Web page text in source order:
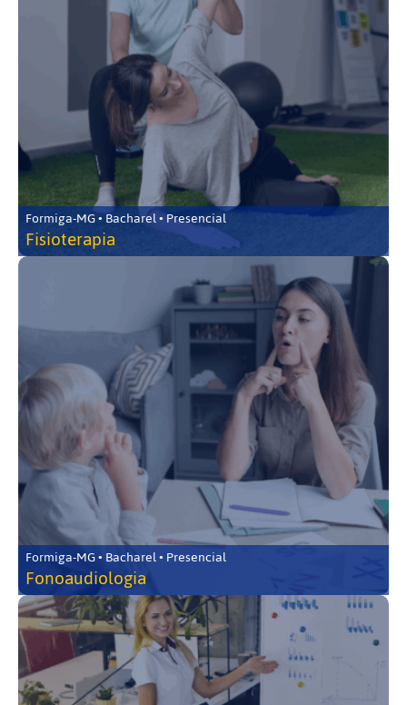
Formiga-MG • Bacharel • Presencial
Fisioterapia
Formiga-MG • Bacharel • Presencial
Fonoaudiologia